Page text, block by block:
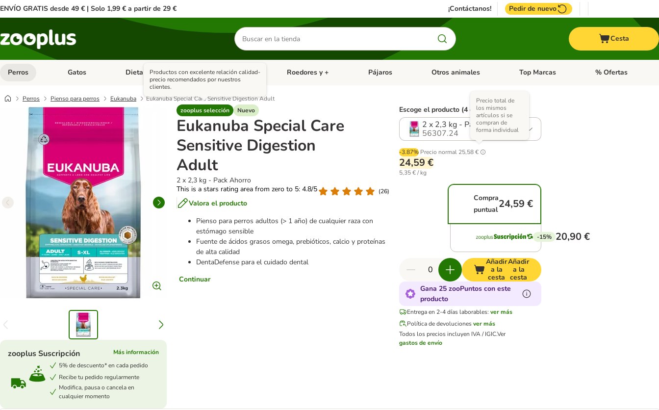
ENVÍO GRATIS desde 49 € | Solo 1,99 € a partir de 29 € ¡Contáctanos! Pedir de nuevo
Buscar
productos
Cesta
Perros Menú de categoria abierto: Perros
Gatos Menú de categoria abierto: Gatos
Dieta Vet. Menú de categoria abierto: Dieta Vet.
Antiparasitarios Menú de categoria abierto: Antiparasitarios
Roedores y + Menú de categoria abierto: Roedores y +
Pájaros Menú de categoria abierto: Pájaros
Otros animales Menú de categoria abierto: Otros animales
Top Marcas Menú de categoria
% Ofertas
Perros Pienso para perros Eukanuba
Eukanuba Special Care Sensitive Digestion Adult
zooplus selección
Productos con excelente relación calidad-
precio recomendados por nuestros
clientes.
Nuevo
Eukanuba Special Care
Sensitive Digestion
Adult
2 x 2,3 kg - Pack Ahorro
This is a stars rating area from zero to 5: 4.8/5
(26)
Valora el producto
Pienso para perros adultos (> 1 año) de cualquier raza con
estómago sensible
Fuente de ácidos grasos omega, prebióticos, calcio y proteínas
de alta calidad
DentaDefense para el cuidado dental
Continuar
zooplus Suscripción
Más información
5% de descuento* en cada pedido
Recibe tu pedido regularmente
Modifica, pausa o cancela en
cualquier momento
Escoge el producto (4 opciones)
2 x 2,3 kg - Pack Ahorro
56307.24
-3.87% Precio normal 25,58 €
Precio total de
los mismos
artículos si se
compran de
forma individual
24,59 €
5,35 € / kg
Compra
puntual24,59 €
-15% 20,90 €
Añadir
a la
cesta
Añadir
a la
cesta
Gana 25 zooPuntos con este
producto
Entrega en 2-4 días laborables: ver más
Política de devolucionesver más
Todos los precios incluyen IVA / IGIC.Ver
gastos de envío